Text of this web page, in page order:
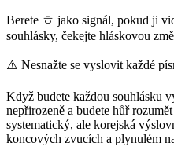
Berete ㅎ jako signál, pokud ji
souhlásky, čekejte hláskovou
⚠️ Nesnažte se vyslovit každé
Když budete každou souhlásku
nepřirozeně a budete hůř
systematický, ale korejská
koncových zvucích a plynulém